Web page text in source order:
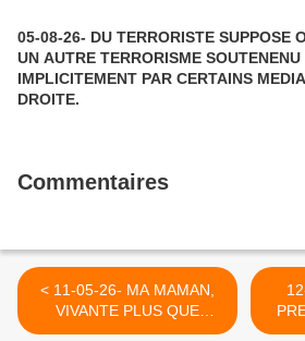
05-08-26- DU TERRORISTE SUPPOSE
UN AUTRE TERRORISME
IMPLICITEMENT PAR CERTAINS MEDIAS D'EXTRÊME
DROITE.
Commentaires
< 11-05-26- MA MAMAN,
VIVANTE PLUS QUE
JAMAIS ET PAS